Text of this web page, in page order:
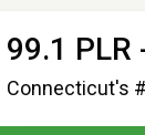
99.1 PLR
Connecticut's